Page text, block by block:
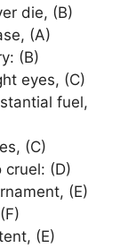
die, (B)
(A)
(B)
eyes, (C)
fuel,
(C)
(D)
(E)
(E)